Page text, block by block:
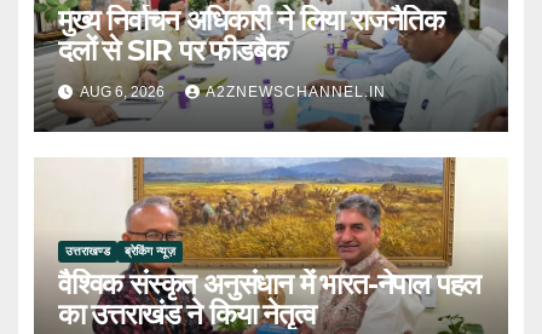
मुख्य निर्वाचन अधिकारी ने लिया राजनैतिक
दलों से SIR पर फीडबैक
AUG 6, 2026 A2ZNEWSCHANNEL.IN
उत्तराखण्ड ब्रेकिंग न्यूज़
वैश्विक संस्कृत अनुसंधान में भारत-नेपाल पहल
का उत्तराखंड ने किया नेतृत्व